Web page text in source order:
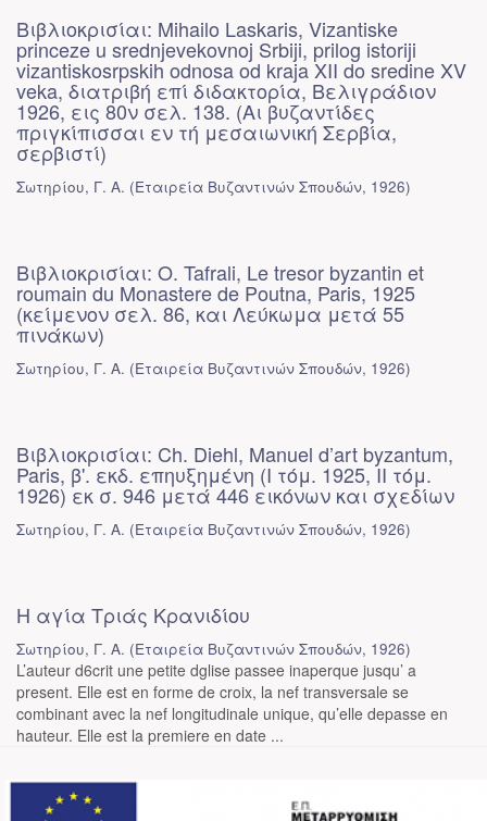
Βιβλιοκρισίαι: Mihailo Laskaris, Vizantiske
princeze u srednjevekovnoj Srbiji, prilog istoriji
vizantiskosrpskih odnosa od kraja XII do sredine XV
veka, διατριβή επί διδακτορία, Βελιγράδιον
1926, εις 80ν σελ. 138. (Αι βυζαντίδες
πριγκίπισσαι εν τή μεσαιωνική Σερβία,
σερβιστί)
Σωτηρίου, Γ. Α. (Εταιρεία Βυζαντινών Σπουδών, 1926)
Βιβλιοκρισίαι: O. Tafrali, Le tresor byzantin et
roumain du Monastere de Poutna, Paris, 1925
(κείμενον σελ. 86, και Λεύκωμα μετά 55
πινάκων)
Σωτηρίου, Γ. Α. (Εταιρεία Βυζαντινών Σπουδών, 1926)
Βιβλιοκρισίαι: Ch. Diehl, Manuel d’art byzantum,
Paris, β'. εκδ. επηυξημένη (I τόμ. 1925, II τόμ.
1926) εκ σ. 946 μετά 446 εικόνων και σχεδίων
Σωτηρίου, Γ. Α. (Εταιρεία Βυζαντινών Σπουδών, 1926)
Η αγία Τριάς Κρανιδίου
Σωτηρίου, Γ. Α. (Εταιρεία Βυζαντινών Σπουδών, 1926)
L’auteur d6crit une petite dglise passee inaperque jusqu’ a
present. Elle est en forme de croix, la nef transversale se
combinant avec la nef longitudinale unique, qu’elle depasse en
hauteur. Elle est la premiere en date ...